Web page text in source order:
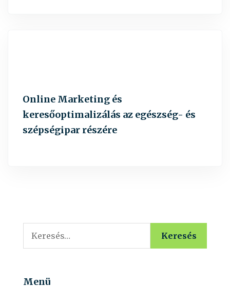
Online Marketing és
keresőoptimalizálás az egészség- és
szépségipar részére
Keresés:
Menü